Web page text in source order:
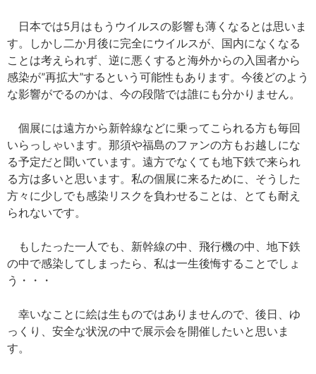
日本では5月はもうウイルスの影響も薄くなるとは思いま
す。しかし二か月後に完全にウイルスが、国内になくなる
ことは考えられず、逆に悪くすると海外からの入国者から
感染が”再拡大”するという可能性もあります。今後どのよう
な影響がでるのかは、今の段階では誰にも分かりません。
個展には遠方から新幹線などに乗ってこられる方も毎回
いらっしゃいます。那須や福島のファンの方もお越しにな
る予定だと聞いています。遠方でなくても地下鉄で来られ
る方は多いと思います。私の個展に来るために、そうした
方々に少しでも感染リスクを負わせることは、とても耐え
られないです。
もしたった一人でも、新幹線の中、飛行機の中、地下鉄
の中で感染してしまったら、私は一生後悔することでしょ
う・・・
幸いなことに絵は生ものではありませんので、後日、ゆ
っくり、安全な状況の中で展示会を開催したいと思いま
す。